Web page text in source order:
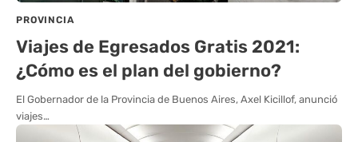
PROVINCIA
Viajes de Egresados Gratis 2021:
¿Cómo es el plan del gobierno?
El Gobernador de la Provincia de Buenos Aires, Axel Kicillof, anunció
viajes…